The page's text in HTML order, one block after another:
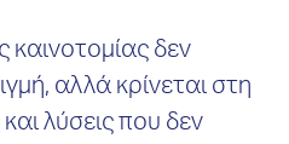
καινοτομίας δεν
αλλά κρίνεται στη
λύσεις που δεν